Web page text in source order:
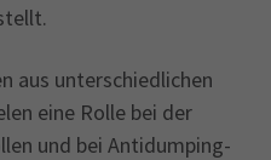
aus unterschiedlichen
eine Rolle bei der
und bei Antidumping-